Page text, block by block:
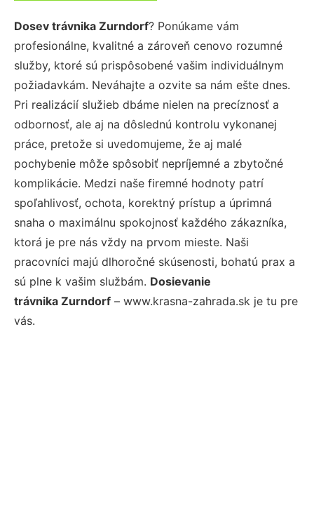
Dosev trávnika Zurndorf? Ponúkame vám
profesionálne, kvalitné a zároveň cenovo rozumné
služby, ktoré sú prispôsobené vašim individuálnym
požiadavkám. Neváhajte a ozvite sa nám ešte dnes.
Pri realizácií služieb dbáme nielen na precíznosť a
odbornosť, ale aj na dôslednú kontrolu vykonanej
práce, pretože si uvedomujeme, že aj malé
pochybenie môže spôsobiť nepríjemné a zbytočné
komplikácie. Medzi naše firemné hodnoty patrí
spoľahlivosť, ochota, korektný prístup a úprimná
snaha o maximálnu spokojnosť každého zákazníka,
ktorá je pre nás vždy na prvom mieste. Naši
pracovníci majú dlhoročné skúsenosti, bohatú prax a
sú plne k vašim službám. Dosievanie
trávnika Zurndorf – www.krasna-zahrada.sk je tu pre
vás.